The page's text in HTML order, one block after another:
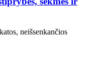
neišsenkančios